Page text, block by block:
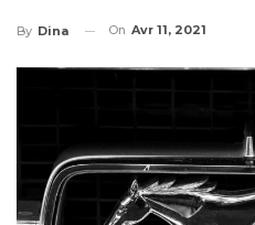
By Dina On Avr 11, 2021